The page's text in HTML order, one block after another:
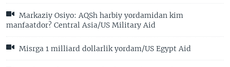
Markaziy Osiyo: AQSh harbiy yordamidan kim
manfaatdor? Central Asia/US Military Aid
Misrga 1 milliard dollarlik yordam/US Egypt Aid